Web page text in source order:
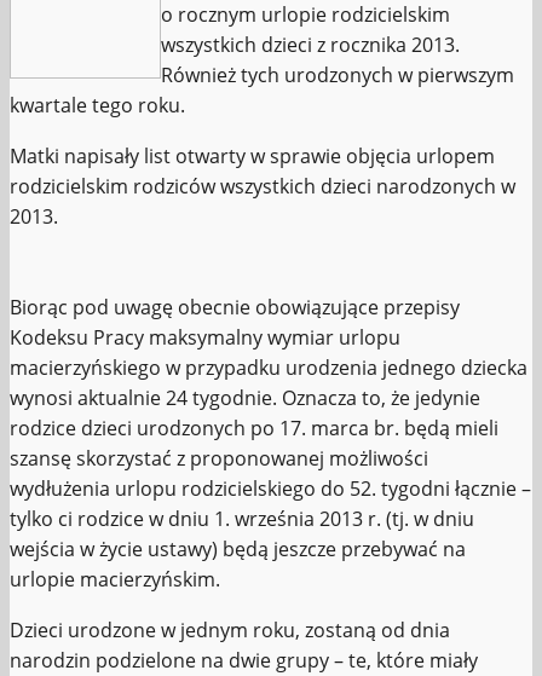
o rocznym urlopie rodzicielskim
wszystkich dzieci z rocznika 2013.
Również tych urodzonych w pierwszym
kwartale tego roku.
Matki napisały list otwarty w sprawie objęcia urlopem
rodzicielskim rodziców wszystkich dzieci narodzonych w
2013.
Biorąc pod uwagę obecnie obowiązujące przepisy
Kodeksu Pracy maksymalny wymiar urlopu
macierzyńskiego w przypadku urodzenia jednego dziecka
wynosi aktualnie 24 tygodnie. Oznacza to, że jedynie
rodzice dzieci urodzonych po 17. marca br. będą mieli
szansę skorzystać z proponowanej możliwości
wydłużenia urlopu rodzicielskiego do 52. tygodni łącznie –
tylko ci rodzice w dniu 1. września 2013 r. (tj. w dniu
wejścia w życie ustawy) będą jeszcze przebywać na
urlopie macierzyńskim.
Dzieci urodzone w jednym roku, zostaną od dnia
narodzin podzielone na dwie grupy – te, które miały